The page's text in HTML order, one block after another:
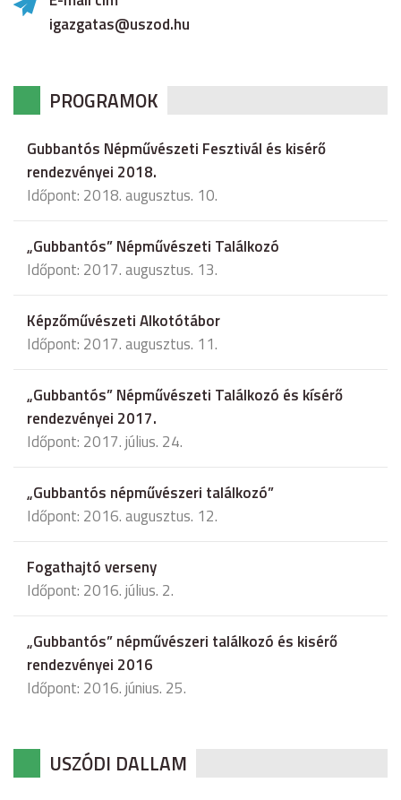
igazgatas@uszod.hu
PROGRAMOK
Gubbantós Népművészeti Fesztivál és kisérő
rendezvényei 2018.
Időpont: 2018. augusztus. 10.
„Gubbantós” Népművészeti Találkozó
Időpont: 2017. augusztus. 13.
Képzőművészeti Alkotótábor
Időpont: 2017. augusztus. 11.
„Gubbantós” Népművészeti Találkozó és kísérő
rendezvényei 2017.
Időpont: 2017. július. 24.
„Gubbantós népművészeri találkozó”
Időpont: 2016. augusztus. 12.
Fogathajtó verseny
Időpont: 2016. július. 2.
„Gubbantós” népművészeri találkozó és kisérő
rendezvényei 2016
Időpont: 2016. június. 25.
USZÓDI DALLAM